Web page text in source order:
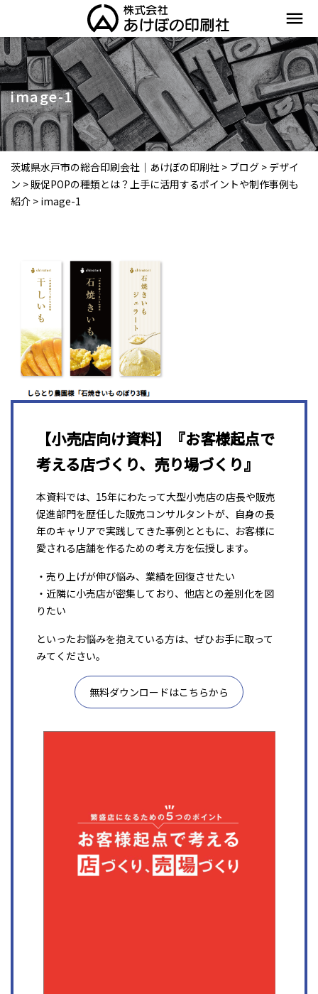
menu
image-1
茨城県水戸市の総合印刷会社｜あけぼの印刷社 > ブログ > デザイ
ン > 販促POPの種類とは？上手に活用するポイントや制作事例も
紹介 > image-1
【小売店向け資料】『お客様起点で
考える店づくり、売り場づくり』
本資料では、15年にわたって大型小売店の店長や販売
促進部門を歴任した販売コンサルタントが、自身の長
年のキャリアで実践してきた事例とともに、お客様に
愛される店舗を作るための考え方を伝授します。
・売り上げが伸び悩み、業績を回復させたい
・近隣に小売店が密集しており、他店との差別化を図
りたい
といったお悩みを抱えている方は、ぜひお手に取って
みてください。
無料ダウンロードはこちらから